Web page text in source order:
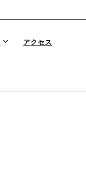
アクセス